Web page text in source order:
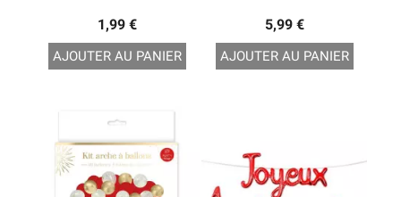
1,99 €
AJOUTER AU PANIER
5,99 €
AJOUTER AU PANIER